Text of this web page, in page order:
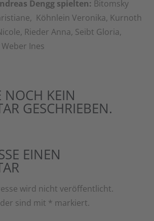
Dengg spielten: Bitomsky
Köhnlein Veronika, Kurnoth
Rieder Anna, Seibt Gloria,
Ines
NOCH KEIN
GESCHRIEBEN.
EINEN
wird nicht veröffentlicht.
sind mit * markiert.